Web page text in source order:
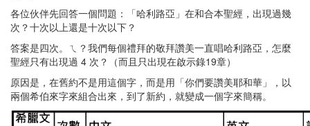
各位伙伴先回答一個問題：「哈利路亞」在和合本聖經，出現過幾
次？十次以上還是十次以下？
答案是四次。ㄟ？我們每個禮拜的敬拜讚美一直唱哈利路亞，怎麼
聖經只有出現過 4 次？（而且只出現在啟示錄19章）
原因是，在舊約不是用這個字，而是用「你們要讚美耶和華」，以
兩個希伯來字來組合出來，到了新約，就變成一個字來簡稱。